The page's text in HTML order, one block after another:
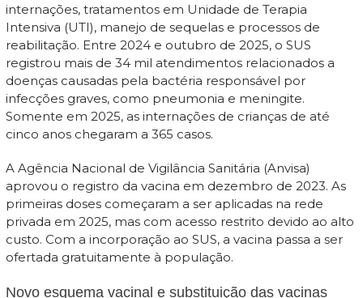
internações, tratamentos em Unidade de Terapia
Intensiva (UTI), manejo de sequelas e processos de
reabilitação. Entre 2024 e outubro de 2025, o SUS
registrou mais de 34 mil atendimentos relacionados a
doenças causadas pela bactéria responsável por
infecções graves, como pneumonia e meningite.
Somente em 2025, as internações de crianças de até
cinco anos chegaram a 365 casos.
A Agência Nacional de Vigilância Sanitária (Anvisa)
aprovou o registro da vacina em dezembro de 2023. As
primeiras doses começaram a ser aplicadas na rede
privada em 2025, mas com acesso restrito devido ao alto
custo. Com a incorporação ao SUS, a vacina passa a ser
ofertada gratuitamente à população.
Novo esquema vacinal e substituição das vacinas